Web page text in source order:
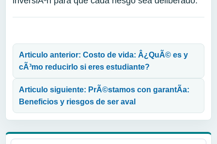
Articulo anterior: Costo de vida: Â¿QuÃ© es y
cÃ³mo reducirlo si eres estudiante?
Articulo siguiente: PrÃ©stamos con garantÃ­a:
Beneficios y riesgos de ser aval